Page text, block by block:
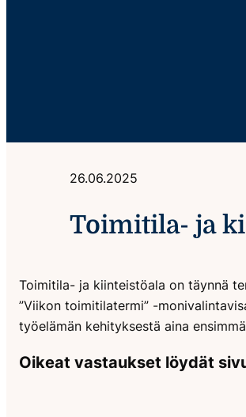
Toimitila- ja
26.06.2025
Toimitila- ja kiinteistöala on täynnä
”Viikon toimitilatermi” -
työelämän kehityksestä aina
Oikeat vastaukset löydät